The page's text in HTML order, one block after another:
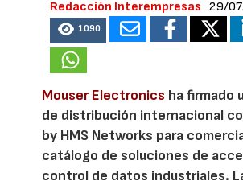
Redacción Interempresas 29/
1090
Mouser Electronics ha firmado
de distribución internacional
by HMS Networks para
catálogo de soluciones de
control de datos industriales.